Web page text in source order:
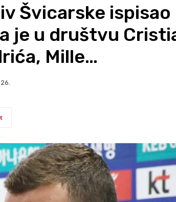
Švicarske ispisao
je u društvu
Mille…